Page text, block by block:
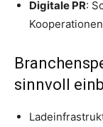
Digitale PR:
Kooperationen
sinnvoll